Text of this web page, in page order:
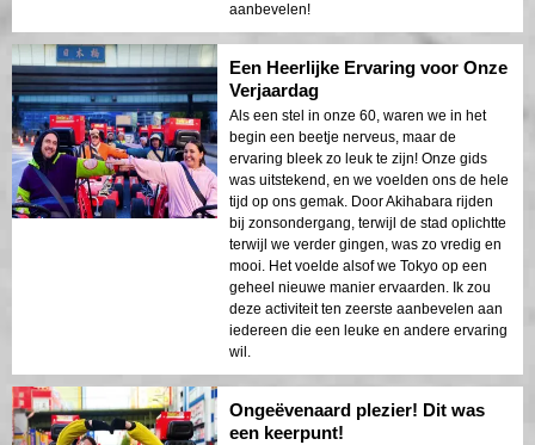
aanbevelen!
Een Heerlijke Ervaring voor Onze
Verjaardag
Als een stel in onze 60, waren we in het
begin een beetje nerveus, maar de
ervaring bleek zo leuk te zijn! Onze gids
was uitstekend, en we voelden ons de hele
tijd op ons gemak. Door Akihabara rijden
bij zonsondergang, terwijl de stad oplichtte
terwijl we verder gingen, was zo vredig en
mooi. Het voelde alsof we Tokyo op een
geheel nieuwe manier ervaarden. Ik zou
deze activiteit ten zeerste aanbevelen aan
iedereen die een leuke en andere ervaring
wil.
Ongeëvenaard plezier! Dit was
een keerpunt!